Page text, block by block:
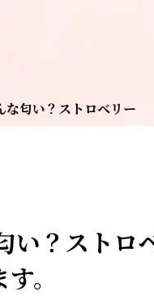
な匂い？ストロベリー
い？ストロ
。